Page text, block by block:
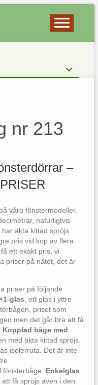
nr 213
–
våra fönstermodeller.
naturligtvis
äkta kittad spröjs.
pris vid köp av flera
ett exakt pris, vi
priser på nätet, det är
priser på följande
glas , ett glas i yttre
priset som
men det går bra att få
Kopplad båge med
med äkta kittad spröjs.
isolerruta. Det är inte
fönsterbåge.
Enkelglas
få spröjs även i den